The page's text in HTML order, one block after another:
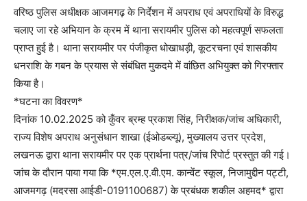
वरिष्ठ पुलिस अधीक्षक आजमगढ़ के निर्देशन में अपराध एवं अपराधियों के विरुद्ध
चलाए जा रहे अभियान के क्रम में थाना सरायमीर पुलिस को महत्वपूर्ण सफलता
प्राप्त हुई है। थाना सरायमीर पर पंजीकृत धोखाधड़ी, कूटरचना एवं शासकीय
धनराशि के गबन के प्रयास से संबंधित मुकदमे में वांछित अभियुक्त को गिरफ्तार
किया है।
*घटना का विवरण*
दिनांक 10.02.2025 को कुँवर ब्रम्ह प्रकाश सिंह, निरीक्षक/जांच अधिकारी,
राज्य विशेष अपराध अनुसंधान शाखा (ईओडब्ल्यू), मुख्यालय उत्तर प्रदेश,
लखनऊ द्वारा थाना सरायमीर पर एक प्रार्थना पत्र/जांच रिपोर्ट प्रस्तुत की गई।
जांच के दौरान पाया गया कि *एम.एल.ए.वी.एम. कान्वेंट स्कूल, निजामुद्दीन पट्टी,
आजमगढ़ (मदरसा आईडी-0191100687) के प्रबंधक शकील अहमद* द्वारा